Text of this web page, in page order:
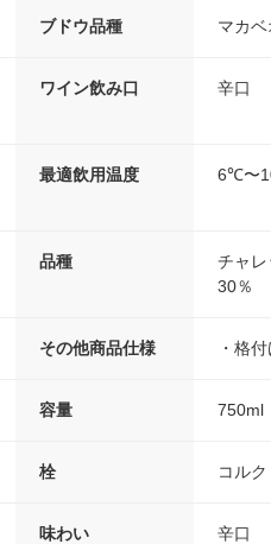
ブドウ品種 マカ
ワイン飲み口 辛口
最適飲用温度 6℃〜
品種
チャ
30％
その他商品仕様 ・格
容量 750ml
栓 コルク
味わい 辛口